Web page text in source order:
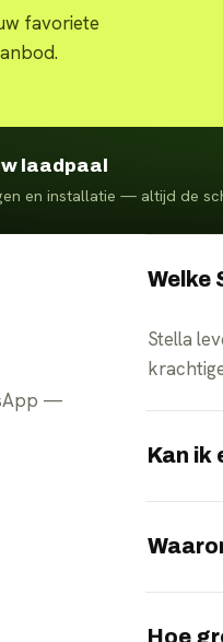
favoriete
laadpaal
en installatie — altijd de
—
Welke
Stella
Kan ik